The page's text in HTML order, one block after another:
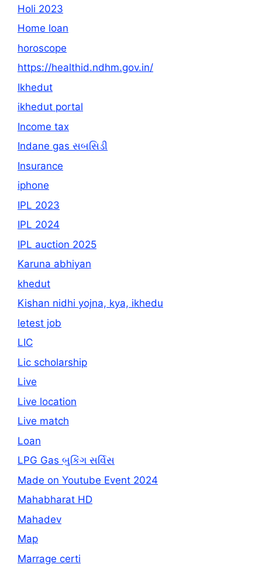
Holi 2023
Home loan
horoscope
https://healthid.ndhm.gov.in/
Ikhedut
ikhedut portal
Income tax
Indane gas સબસિડી
Insurance
iphone
IPL 2023
IPL 2024
IPL auction 2025
Karuna abhiyan
khedut
Kishan nidhi yojna, kya, ikhedu
letest job
LIC
Lic scholarship
Live
Live location
Live match
Loan
LPG Gas બુકિંગ સર્વિસ
Made on Youtube Event 2024
Mahabharat HD
Mahadev
Map
Marrage certi